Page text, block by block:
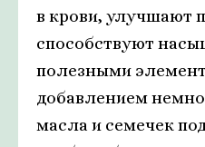
в крови, улучшают
способствуют
полезными
добавлением
масла и семечек